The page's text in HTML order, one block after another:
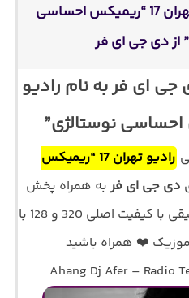
دانلود آهنگ رادیو تهران 17 “ریمیکس احساسی
از دی جی ای فر
ای فر به نام رادیو
رادیو تهران 17 “ریمیکس
دی جی ای فر به همراه پخش
آنلاین ترانه و متن کامل موسیقی با کیفیت اصلی 320 و 128 با
Ahang Dj Afer – Radio